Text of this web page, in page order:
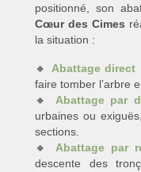
positionné, son
Cœur des Cimes
la situation :
🔸 Abattage direct
faire tomber l’arbre
🔸 Abattage par
urbaines ou
sections.
🔸 Abattage par
descente des